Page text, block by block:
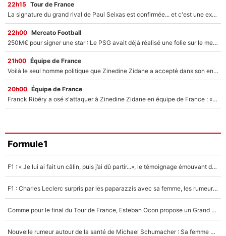
22h15 Tour de France
La signature du grand rival de Paul Seixas est confirmée... et c'est une excellente nouvelle pour l'équipe Decathlon-CMA CGM !
22h00 Mercato Football
250M€ pour signer une star : Le PSG avait déjà réalisé une folie sur le mercato bien avant Neymar !
21h00 Équipe de France
Voilà le seul homme politique que Zinedine Zidane a accepté dans son entourage : «Je garde un très bon souvenir de lui»
20h00 Équipe de France
Franck Ribéry a osé s'attaquer à Zinedine Zidane en équipe de France : «Je n'aurais jamais fait ça»
Formule1
F1 : « Je lui ai fait un câlin, puis j’ai dû partir...», le témoignage émouvant de Max Verstappen sur sa fille
F1 : Charles Leclerc surpris par les paparazzis avec sa femme, les rumeurs étaient vraies !
Comme pour le final du Tour de France, Esteban Ocon propose un Grand Prix de Formule 1 à Paris : «Autour de l’Arc de Triomphe, ce serait génial» !
Nouvelle rumeur autour de la santé de Michael Schumacher : Sa femme Corinna sort du silence